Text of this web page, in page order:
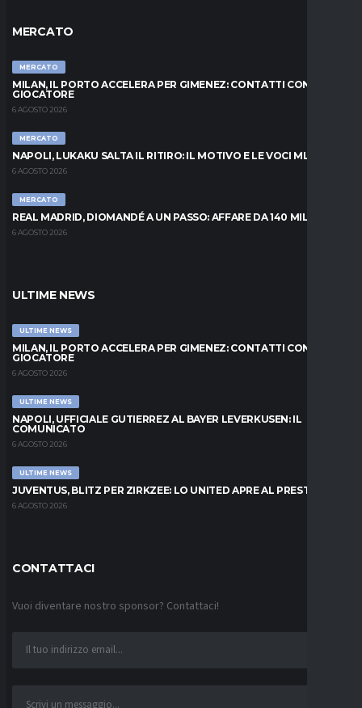
MERCATO
MERCATO
MILAN, IL PORTO ACCELERA PER GIMENEZ: CONTATTI CON IL
GIOCATORE
6 AGOSTO 2026
MERCATO
NAPOLI, LUKAKU SALTA IL RITIRO: IL MOTIVO E LE VOCI MLS
6 AGOSTO 2026
MERCATO
REAL MADRID, DIOMANDÉ A UN PASSO: AFFARE DA 140 MILIONI
6 AGOSTO 2026
ULTIME NEWS
ULTIME NEWS
MILAN, IL PORTO ACCELERA PER GIMENEZ: CONTATTI CON IL
GIOCATORE
6 AGOSTO 2026
ULTIME NEWS
NAPOLI, UFFICIALE GUTIERREZ AL BAYER LEVERKUSEN: IL
COMUNICATO
6 AGOSTO 2026
ULTIME NEWS
JUVENTUS, BLITZ PER ZIRKZEE: LO UNITED APRE AL PRESTITO
6 AGOSTO 2026
CONTATTACI
Vuoi diventare nostro sponsor? Contattaci!